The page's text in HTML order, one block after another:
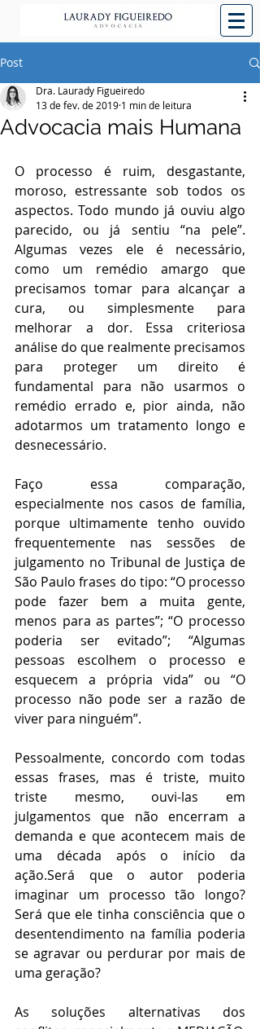
Post
Advocacia mais Humana
Dra. Laurady Figueiredo
13 de fev. de 2019 1 min de leitura
O processo é ruim, desgastante,
moroso, estressante sob todos os
aspectos. Todo mundo já ouviu algo
parecido, ou já sentiu “na pele”.
Algumas vezes ele é necessário,
como um remédio amargo que
precisamos tomar para alcançar a
cura, ou simplesmente para
melhorar a dor. Essa criteriosa
análise do que realmente precisamos
para proteger um direito é
fundamental para não usarmos o
remédio errado e, pior ainda, não
adotarmos um tratamento longo e
desnecessário.
Faço essa comparação,
especialmente nos casos de família,
porque ultimamente tenho ouvido
frequentemente nas sessões de
julgamento no Tribunal de Justiça de
São Paulo frases do tipo: “O processo
pode fazer bem a muita gente,
menos para as partes”; “O processo
poderia ser evitado”; “Algumas
pessoas escolhem o processo e
esquecem a própria vida” ou “O
processo não pode ser a razão de
viver para ninguém”.
Pessoalmente, concordo com todas
essas frases, mas é triste, muito
triste mesmo, ouvi-las em
julgamentos que não encerram a
demanda e que acontecem mais de
uma década após o início da
ação.Será que o autor poderia
imaginar um processo tão longo?
Será que ele tinha consciência que o
desentendimento na família poderia
se agravar ou perdurar por mais de
uma geração?
As soluções alternativas dos